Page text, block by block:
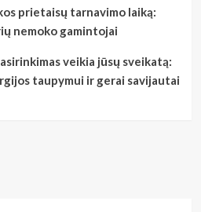
prietaisų tarnavimo laiką:
nemoko gamintojai
veikia jūsų sveikatą:
taupymui ir gerai savijautai